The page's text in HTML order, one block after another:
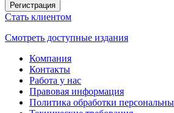
Регистрация
Стать клиентом
Смотреть доступные издания
Компания
Контакты
Работа у нас
Правовая информация
Политика обработки